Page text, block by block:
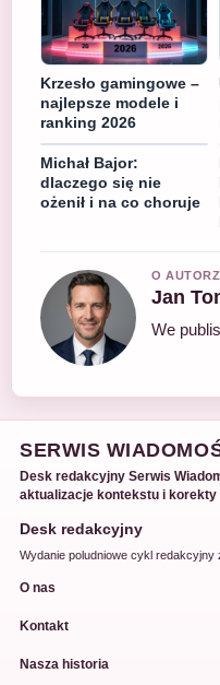
Krzesło gamingowe –
najlepsze modele i
ranking 2026
Michał Bajor:
dlaczego się nie
ożenił i na co choruje
O
Jan
We
SERWIS
Desk redakcyjny Serwis
aktualizacje kontekstu i korekty
Desk redakcyjny
Wydanie poludniowe cykl redakcyjny
O nas
Kontakt
Nasza historia